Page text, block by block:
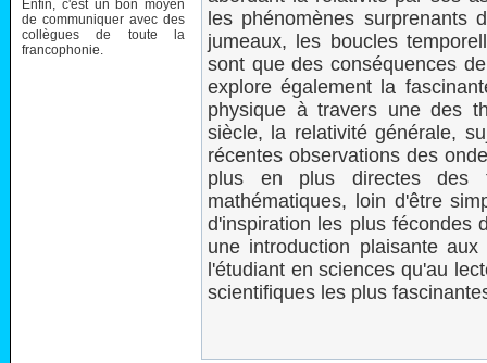
Enfin, c'est un bon moyen
de communiquer avec des
collègues de toute la
francophonie.
les phénomènes
jumeaux, les boucles
sont que des conséquences
explore également la
physique à travers une des
siècle, la relativité générale,
récentes observations des
plus en plus directes des
mathématiques, loin d'être
d'inspiration les plus fécondes
une introduction plaisante
l'étudiant en sciences qu'au
scientifiques les plus